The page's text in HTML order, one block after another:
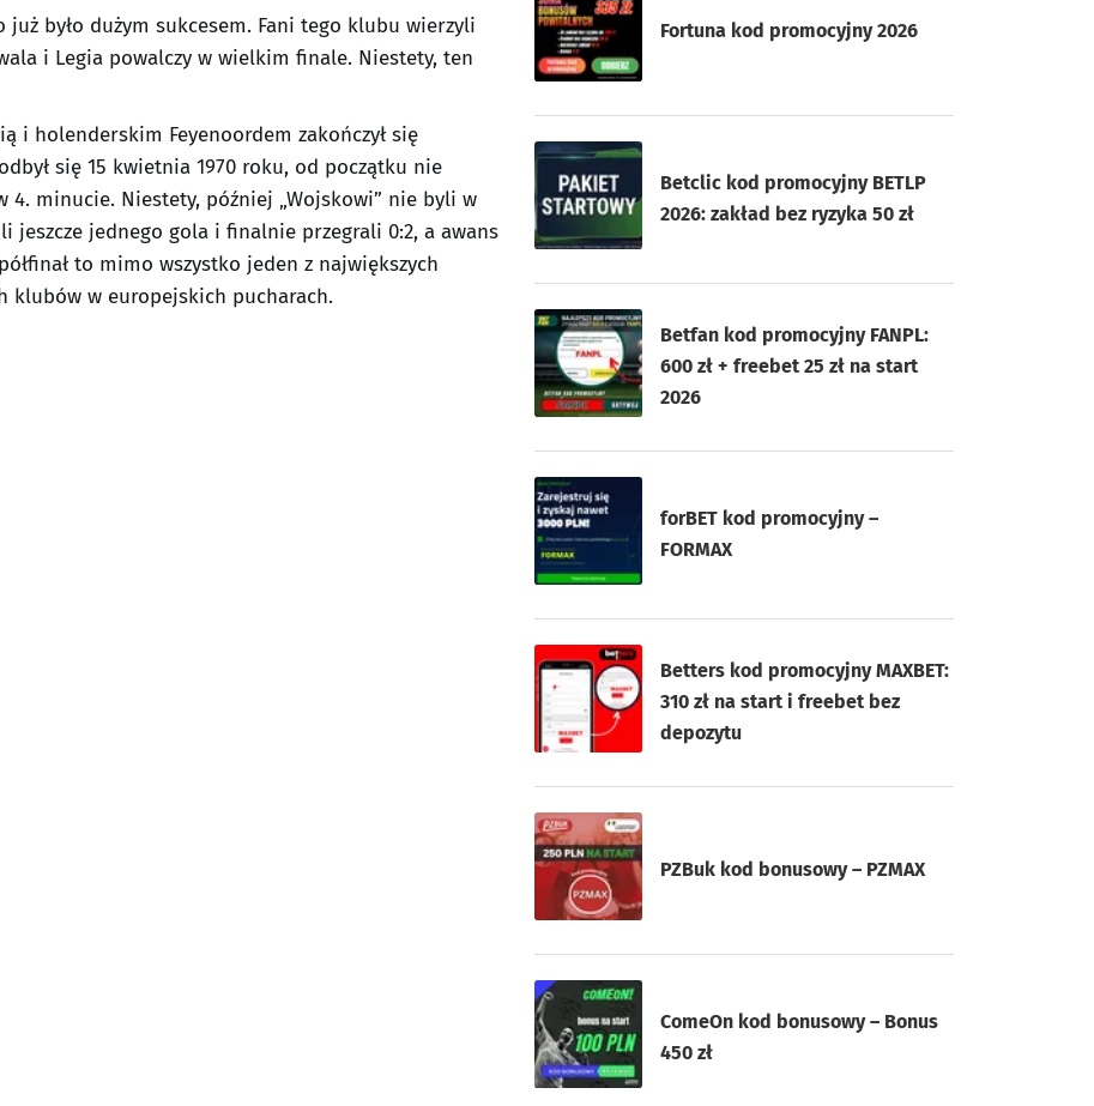
już było dużym sukcesem. Fani tego klubu wierzyli
i Legia powalczy w wielkim finale. Niestety, ten
i holenderskim Feyenoordem zakończył się
się 15 kwietnia 1970 roku, od początku nie
4. minucie. Niestety, później „Wojskowi” nie byli w
jeszcze jednego gola i finalnie przegrali 0:2, a awans
to mimo wszystko jeden z największych
klubów w europejskich pucharach.
Fortuna kod promocyjny 2026
Betclic kod promocyjny BETLP
2026: zakład bez ryzyka 50 zł
Betfan kod promocyjny FANPL:
600 zł + freebet 25 zł na start
2026
forBET kod promocyjny –
FORMAX
Betters kod promocyjny MAXBET:
310 zł na start i freebet bez
depozytu
PZBuk kod bonusowy – PZMAX
ComeOn kod bonusowy – Bonus
450 zł